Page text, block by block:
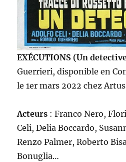
EXÉCUTIONS (Un
Guerrieri, disponible en
le 1er mars 2022 chez
Acteurs : Franco Nero,
Celi, Delia Boccardo,
Renzo Palmer, Roberto
Bonuglia…